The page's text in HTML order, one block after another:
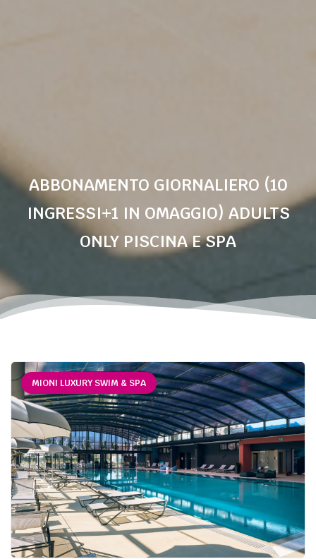
ABBONAMENTO GIORNALIERO (10
INGRESSI+1 IN OMAGGIO) ADULTS
ONLY PISCINA E SPA
MIONI LUXURY SWIM & SPA